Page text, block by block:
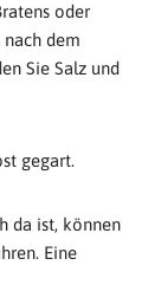
oder
dem
Sie Salz und
gegart.
da ist, können
Eine